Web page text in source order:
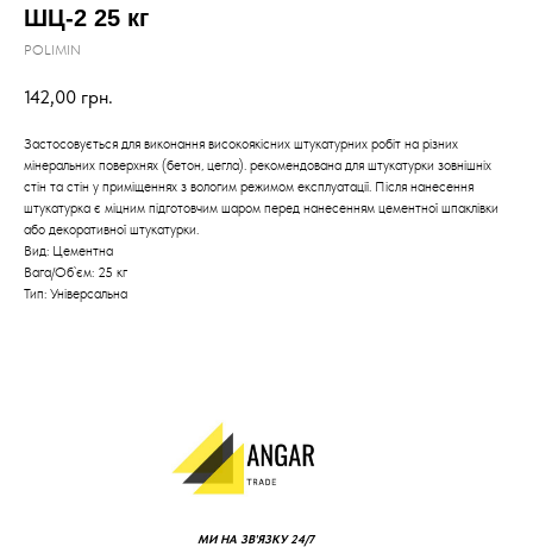
ШЦ-2 25 кг
POLIMIN
142,00 грн.
Застосовується для виконання високоякісних штукатурних робіт на різних
мінеральних поверхнях (бетон, цегла). рекомендована для штукатурки зовнішніх
стін та стін у приміщеннях з вологим режимом експлуатації. Після нанесення
штукатурка є міцним підготовчим шаром перед нанесенням цементної шпаклівки
або декоративної штукатурки.
Вид: Цементна
Вага/Об`єм: 25 кг
Тип: Універсальна
МИ НА ЗВ'ЯЗКУ 24/7